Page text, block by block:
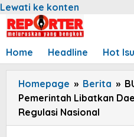
Lewati ke konten
Home Headline Hot Isu
Homepage » Berita »
Pemerintah Libatkan
Regulasi Nasional